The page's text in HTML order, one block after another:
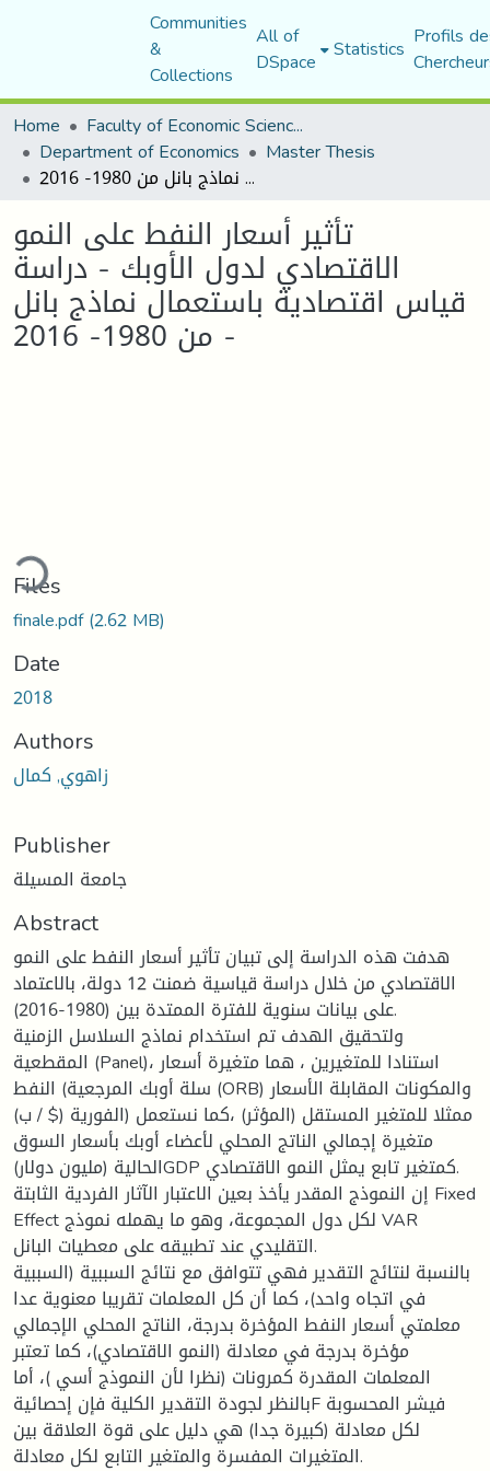
Communities
&
Collections
All of
DSpace Statistics Profils
Home
Faculty of Economic Sciences, Commerce and Management Sciences
Department of Economics Master Thesis
تأثير أسعار النفط على النمو الاقتصادي لدول الأوبك - دراسة قياس اقتصادية باستعمال نماذج بانل من 1980- 2016 -
تأثير أسعار النفط على النمو
الاقتصادي لدول الأوبك - دراسة
قياس اقتصادية باستعمال نماذج بانل
من 1980- 2016 -
Files
finale.pdf(2.62 MB)
Date
2018
Authors
زاهوي, كمال
Publisher
جامعة المسيلة
Abstract
هدفت هذه الدراسة إلى تبيان تأثير أسعار النفط على النمو
الاقتصادي من خلال دراسة قياسية ضمنت 12 دولة، بالاعتماد
على بيانات سنوية للفترة الممتدة بين (1980-2016).
ولتحقيق الهدف تم استخدام نماذج السلاسل الزمنية
المقطعية (Panel)، استنادا للمتغيرين ، هما متغيرة أسعار
النفط (سلة أوبك المرجعية (ORB) والمكونات المقابلة الأسعار
الفورية ($ / ب)) ممثلا للمتغير المستقل (المؤثر) ،كما نستعمل
متغيرة إجمالي الناتج المحلي لأعضاء أوبك بأسعار السوق
الحالية (مليون دولار)GDP كمتغير تابع يمثل النمو الاقتصادي.
إن النموذج المقدر يأخذ بعين الاعتبار الآثار الفردية الثابتة Fixed
Effect لكل دول المجموعة، وهو ما يهمله نموذج VAR
التقليدي عند تطبيقه على معطيات البانل.
بالنسبة لنتائج التقدير فهي تتوافق مع نتائج السببية (السببية
في اتجاه واحد)، كما أن كل المعلمات تقريبا معنوية عدا
معلمتي أسعار النفط المؤخرة بدرجة، الناتج المحلي الإجمالي
مؤخرة بدرجة في معادلة (النمو الاقتصادي)، كما تعتبر
المعلمات المقدرة كمرونات (نظرا لأن النموذج أسي )، أما
بالنظر لجودة التقدير الكلية فإن إحصائيةF فيشر المحسوبة
لكل معادلة (كبيرة جدا) هي دليل على قوة العلاقة بين
المتغيرات المفسرة والمتغير التابع لكل معادلة.